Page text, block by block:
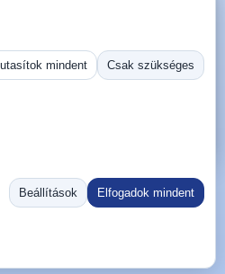
FA-FS Acéllemez rögzített
(max.): 250 kg 1 db
Ugrás:
Rendezés:
mindent Csak szükséges
Beállítások Elfogadok mindent